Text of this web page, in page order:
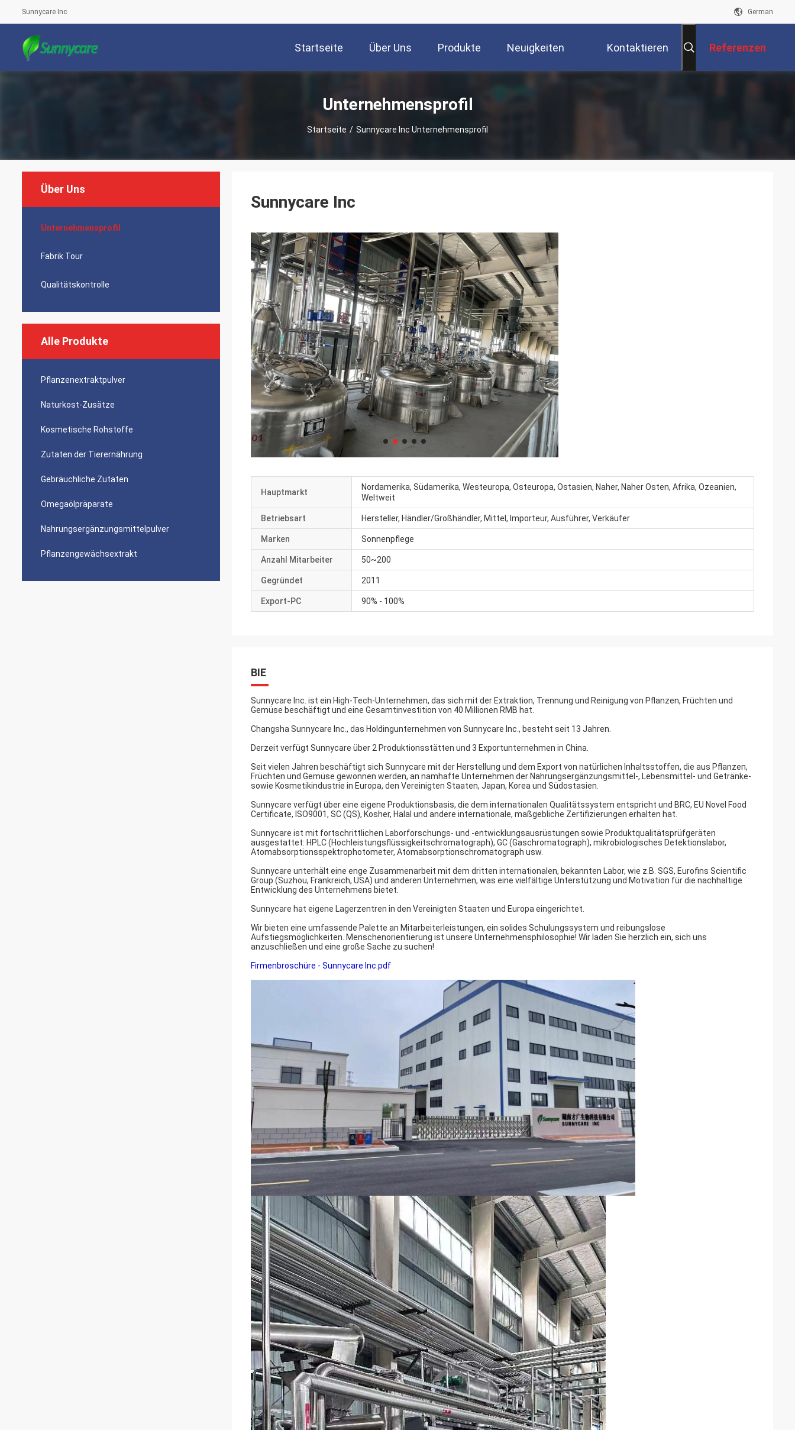
Sunnycare Inc German
Startseite Über Uns Produkte Neuigkeiten Kontaktieren Referenzen
Unternehmensprofil
Startseite / Sunnycare Inc Unternehmensprofil
Über Uns
Unternehmensprofil
Fabrik Tour
Qualitätskontrolle
Alle Produkte
Pflanzenextraktpulver
Naturkost-Zusätze
Kosmetische Rohstoffe
Zutaten der Tierernährung
Gebräuchliche Zutaten
Omegaölpräparate
Nahrungsergänzungsmittelpulver
Pflanzengewächsextrakt
Sunnycare Inc
Hauptmarkt
Nordamerika, Südamerika, Westeuropa, Osteuropa, Ostasien, Naher, Naher Osten, Afrika, Ozeanien,
Weltweit
Betriebsart Hersteller, Händler/Großhändler, Mittel, Importeur, Ausführer, Verkäufer
Marken Sonnenpflege
Anzahl Mitarbeiter 50~200
Gegründet 2011
Export-PC 90% - 100%
BIE
Sunnycare Inc. ist ein High-Tech-Unternehmen, das sich mit der Extraktion, Trennung und Reinigung von Pflanzen, Früchten und
Gemüse beschäftigt und eine Gesamtinvestition von 40 Millionen RMB hat.
Changsha Sunnycare Inc., das Holdingunternehmen von Sunnycare Inc., besteht seit 13 Jahren.
Derzeit verfügt Sunnycare über 2 Produktionsstätten und 3 Exportunternehmen in China.
Seit vielen Jahren beschäftigt sich Sunnycare mit der Herstellung und dem Export von natürlichen Inhaltsstoffen, die aus Pflanzen,
Früchten und Gemüse gewonnen werden, an namhafte Unternehmen der Nahrungsergänzungsmittel-, Lebensmittel- und Getränke-
sowie Kosmetikindustrie in Europa, den Vereinigten Staaten, Japan, Korea und Südostasien.
Sunnycare verfügt über eine eigene Produktionsbasis, die dem internationalen Qualitätssystem entspricht und BRC, EU Novel Food
Certificate, ISO9001, SC (QS), Kosher, Halal und andere internationale, maßgebliche Zertifizierungen erhalten hat.
Sunnycare ist mit fortschrittlichen Laborforschungs- und -entwicklungsausrüstungen sowie Produktqualitätsprüfgeräten
ausgestattet: HPLC (Hochleistungsflüssigkeitschromatograph), GC (Gaschromatograph), mikrobiologisches Detektionslabor,
Atomabsorptionsspektrophotometer, Atomabsorptionschromatograph usw.
Sunnycare unterhält eine enge Zusammenarbeit mit dem dritten internationalen, bekannten Labor, wie z.B. SGS, Eurofins Scientific
Group (Suzhou, Frankreich, USA) und anderen Unternehmen, was eine vielfältige Unterstützung und Motivation für die nachhaltige
Entwicklung des Unternehmens bietet.
Sunnycare hat eigene Lagerzentren in den Vereinigten Staaten und Europa eingerichtet.
Wir bieten eine umfassende Palette an Mitarbeiterleistungen, ein solides Schulungssystem und reibungslose
Aufstiegsmöglichkeiten. Menschenorientierung ist unsere Unternehmensphilosophie! Wir laden Sie herzlich ein, sich uns
anzuschließen und eine große Sache zu suchen!
Firmenbroschüre - Sunnycare Inc.pdf